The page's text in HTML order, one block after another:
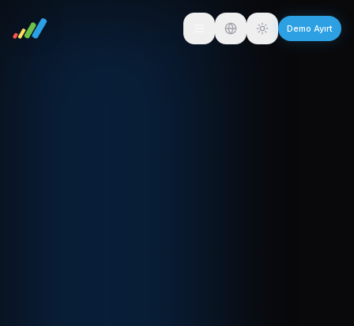
Toggle language
Toggle theme
Demo Ayırt